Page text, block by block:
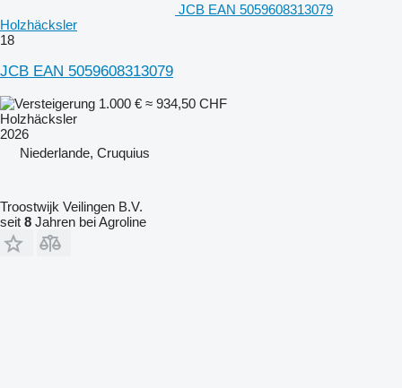
JCB EAN 5059608313079
Holzhäcksler
18
JCB EAN 5059608313079
1.000 € ≈ 934,50 CHF
Holzhäcksler
2026
Niederlande, Cruquius
Troostwijk Veilingen B.V.
seit 8 Jahren bei Agroline